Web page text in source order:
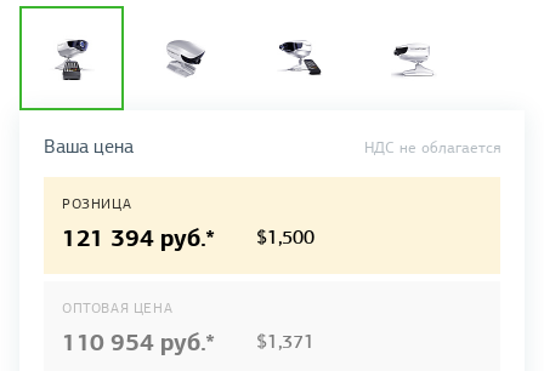
Ваша цена НДС не облагается
РОЗНИЦА
121 394 руб.* $1,500
ОПТОВАЯ ЦЕНА
110 954 руб.* $1,371